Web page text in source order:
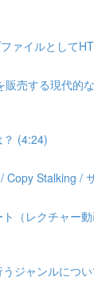
ァイルとして
販売する現代的
(4:24)
Copy Stalking /
（レクチャー
ジャンルにつ